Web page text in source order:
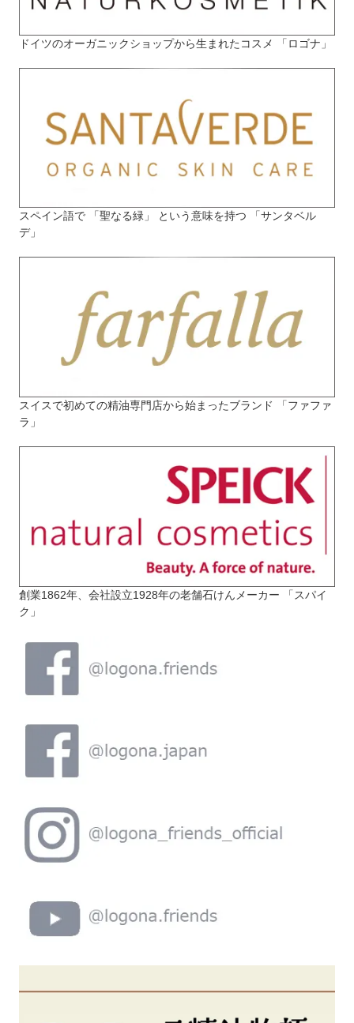
ドイツのオーガニックショップから生まれたコスメ 「ロゴナ」
スペイン語で 「聖なる緑」 という意味を持つ 「サンタベル
デ」
スイスで初めての精油専門店から始まったブランド 「ファファ
ラ」
創業1862年、会社設立1928年の老舗石けんメーカー 「スパイ
ク」